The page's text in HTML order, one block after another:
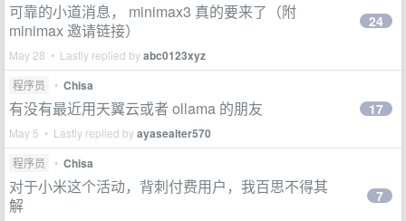
可靠的小道消息， minimax3 真的要来了（附
minimax 邀请链接）
May 28 • Lastly replied byabc0123xyz
24
程序员 • Chisa
有没有最近用天翼云或者 ollama 的朋友
May 5 • Lastly replied byayasealter570
17
程序员 • Chisa
对于小米这个活动，背刺付费用户，我百思不得其
解
7